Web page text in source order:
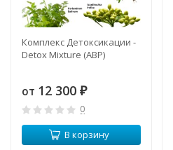
Комплекс Детоксикации -
Detox Mixture (ABP)
от 12 300 ₽
0
В корзину